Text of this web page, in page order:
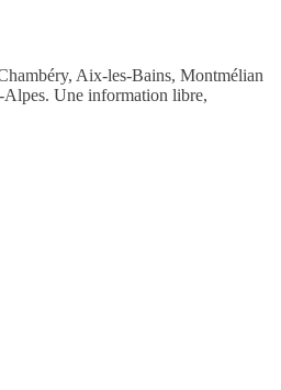
Aix-les-Bains, Montmélian
Une information libre,